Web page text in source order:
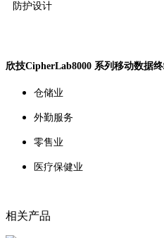
防护设计
欣技CipherLab8000 系列移动数据终
仓储业
外勤服务
零售业
医疗保健业
相关产品